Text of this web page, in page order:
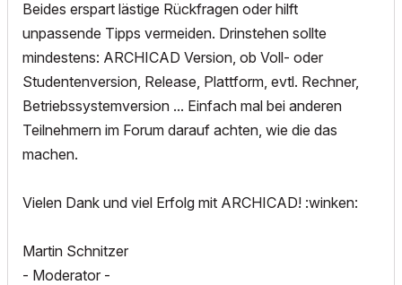
Beides erspart lästige Rückfragen oder hilft
unpassende Tipps vermeiden. Drinstehen sollte
mindestens: ARCHICAD Version, ob Voll- oder
Studentenversion, Release, Plattform, evtl. Rechner,
Betriebssystemversion ... Einfach mal bei anderen
Teilnehmern im Forum darauf achten, wie die das
machen.
Vielen Dank und viel Erfolg mit ARCHICAD! :winken:
Martin Schnitzer
- Moderator -